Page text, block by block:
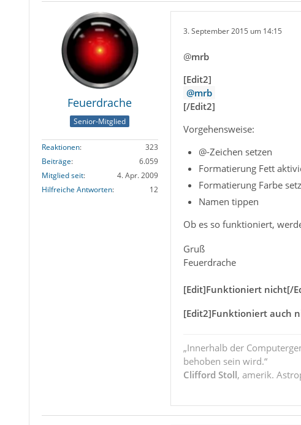
Feuerdrache
Senior-Mitglied
Reaktionen
323
Beiträge
6.059
Mitglied seit
4. Apr. 2009
Hilfreiche Antworten
12
3. September 2015 um 14:15
@mrb
[Edit2]
mrb
[/Edit2]
Vorgehensweise:
@-Zeichen setzen
Formatierung Fett
Formatierung Farbe
Namen tippen
Ob es so funktioniert,
Gruß
Feuerdrache
[Edit]Funktioniert nicht[/
[Edit2]Funktioniert auch
„Innerhalb der
behoben sein wird.“
Clifford Stoll, amerik.